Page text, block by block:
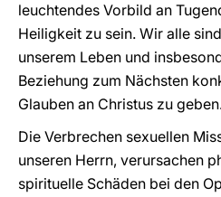
leuchtendes Vorbild an
Heiligkeit zu sein. Wir alle
unserem Leben und
Beziehung zum Nächsten
Glauben an Christus zu
Die Verbrechen sexuellen
unseren Herrn, verursachen
spirituelle Schäden bei den